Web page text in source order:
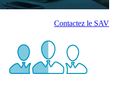
Contactez le SAV